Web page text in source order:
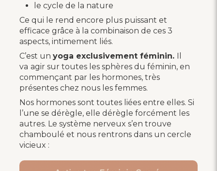
le cycle de la nature
Ce qui le rend encore plus puissant et
efficace grâce à la combinaison de ces 3
aspects, intimement liés.
C’est un yoga exclusivement féminin. Il
va agir sur toutes les sphères du féminin, en
commençant par les hormones, très
présentes chez nous les femmes.
Nos hormones sont toutes liées entre elles. Si
l’une se dérègle, elle dérègle forcément les
autres. Le système nerveux s’en trouve
chamboulé et nous rentrons dans un cercle
vicieux :